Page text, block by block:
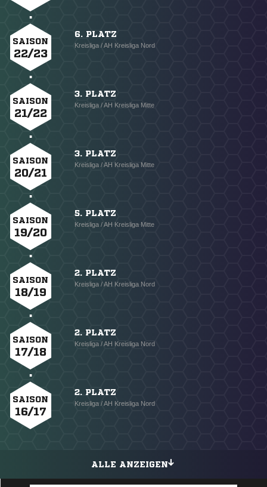
SAISON
22/23
6. PLATZ
Kreisliga / AH Kreisliga Nord
SAISON
21/22
3. PLATZ
Kreisliga / AH Kreisliga Mitte
SAISON
20/21
3. PLATZ
Kreisliga / AH Kreisliga Mitte
SAISON
19/20
5. PLATZ
Kreisliga / AH Kreisliga Mitte
SAISON
18/19
2. PLATZ
Kreisliga / AH Kreisliga Nord
SAISON
17/18
2. PLATZ
Kreisliga / AH Kreisliga Nord
SAISON
16/17
2. PLATZ
Kreisliga / AH Kreisliga Nord
ALLE ANZEIGEN